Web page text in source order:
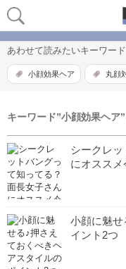
あわせて読みたいキーワード
小顔効果ヘア 丸顔
キーワード”小顔効果ヘア
シークレ
にオスス
小顔に魅せ
イント2つ